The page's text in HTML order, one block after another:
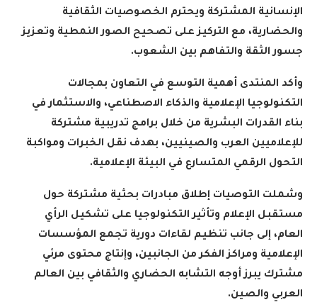
الإنسانية المشتركة ويحترم الخصوصيات الثقافية
والحضارية، مع التركيز على تصحيح الصور النمطية وتعزيز
جسور الثقة والتفاهم بين الشعوب.
وأكد المنتدى أهمية التوسع في التعاون بمجالات
التكنولوجيا الإعلامية والذكاء الاصطناعي، والاستثمار في
بناء القدرات البشرية من خلال برامج تدريبية مشتركة
للإعلاميين العرب والصينيين، بهدف نقل الخبرات ومواكبة
التحول الرقمي المتسارع في البيئة الإعلامية.
وشملت التوصيات إطلاق مبادرات بحثية مشتركة حول
مستقبل الإعلام وتأثير التكنولوجيا على تشكيل الرأي
العام، إلى جانب تنظيم لقاءات دورية تجمع المؤسسات
الإعلامية ومراكز الفكر من الجانبين، وإنتاج محتوى مرئي
مشترك يبرز أوجه التشابه الحضاري والثقافي بين العالم
العربي والصين.